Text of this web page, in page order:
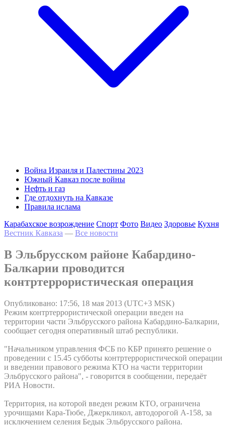
Война Израиля и Палестины 2023
Южный Кавказ после войны
Нефть и газ
Где отдохнуть на Кавказе
Правила ислама
Карабахское возрождение Спорт Фото Видео Здоровье Кухня
Вестник Кавказа — Все новости
В Эльбрусском районе Кабардино-
Балкарии проводится
контртеррористическая операция
Опубликовано: 17:56, 18 мая 2013 (UTC+3 MSK)
Режим контртеррористической операции введен на
территории части Эльбрусского района Кабардино-Балкарии,
сообщает сегодня оперативный штаб республики.
"Начальником управления ФСБ по КБР принято решение о
проведении с 15.45 субботы контртеррористической операции
и введении правового режима КТО на части территории
Эльбрусского района", - говорится в сообщении, передаёт
РИА Новости.
Территория, на которой введен режим КТО, ограничена
урочищами Кара-Тюбе, Джеркликол, автодорогой А-158, за
исключением селения Бедык Эльбрусского района.